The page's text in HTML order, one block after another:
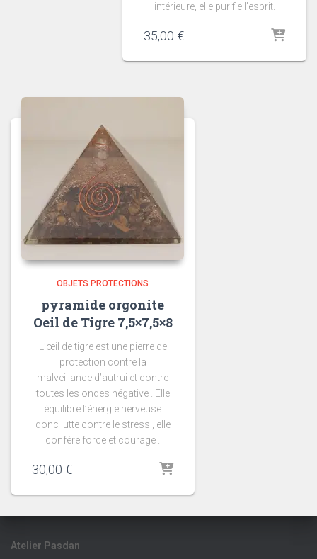
intérieure, elle purifie l’esprit.
35,00 €
OBJETS PROTECTIONS
pyramide orgonite
Oeil de Tigre 7,5×7,5×8
L’œil de tigre est une pierre de
protection contre la
malveillance d’autrui et contre
toutes les ondes négative . Elle
équilibre l’énergie nerveuse
donc lutte contre le stress , elle
confère force et courage .
30,00 €
Atelier Pasdan